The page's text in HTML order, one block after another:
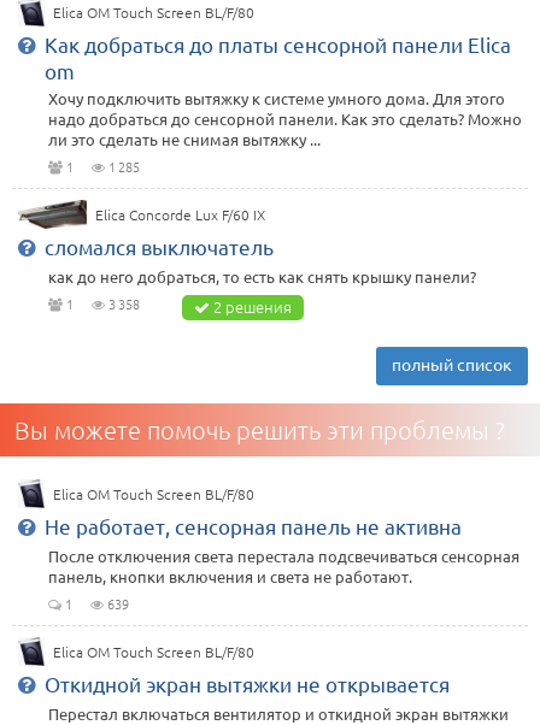
Elica OM Touch Screen BL/F/80
Как добраться до платы сенсорной панели Elica
om
Хочу подключить вытяжку к системе умного дома. Для этого
надо добраться до сенсорной панели. Как это сделать? Можно
ли это сделать не снимая вытяжку ...
1 1 285
Elica Concorde Lux F/60 IX
сломался выключатель
как до него добраться, то есть как снять крышку панели?
1 3 358 2 решения
полный список
Вы можете помочь решить эти проблемы ?
Elica OM Touch Screen BL/F/80
Не работает, сенсорная панель не активна
После отключения света перестала подсвечиваться сенсорная
панель, кнопки включения и света не работают.
1 639
Elica OM Touch Screen BL/F/80
Откидной экран вытяжки не открывается
Перестал включаться вентилятор и откидной экран вытяжки